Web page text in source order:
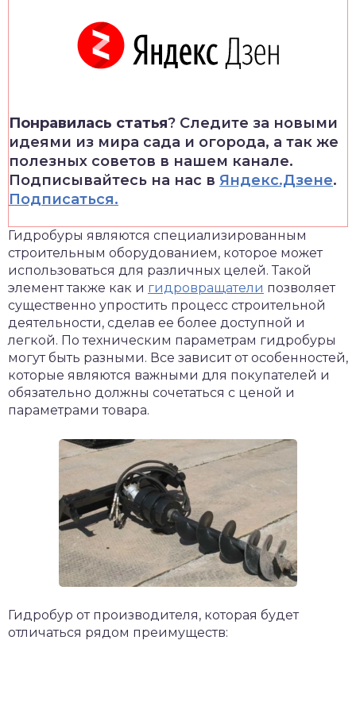
Понравилась статья? Следите за новыми
идеями из мира сада и огорода, а так же
полезных советов в нашем канале.
Подписывайтесь на нас в Яндекс.Дзене.
Подписаться.
Гидробуры являются специализированным
строительным оборудованием, которое может
использоваться для различных целей. Такой
элемент также как и гидровращатели позволяет
существенно упростить процесс строительной
деятельности, сделав ее более доступной и
легкой. По техническим параметрам гидробуры
могут быть разными. Все зависит от особенностей,
которые являются важными для покупателей и
обязательно должны сочетаться с ценой и
параметрами товара.
Гидробур от производителя, которая будет
отличаться рядом преимуществ: